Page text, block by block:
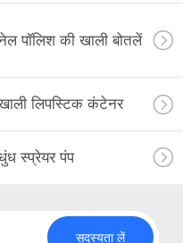
पॉलिश की खाली बोतलें
लिपस्टिक कंटेनर
स्प्रेयर पंप
सदस्यता लें